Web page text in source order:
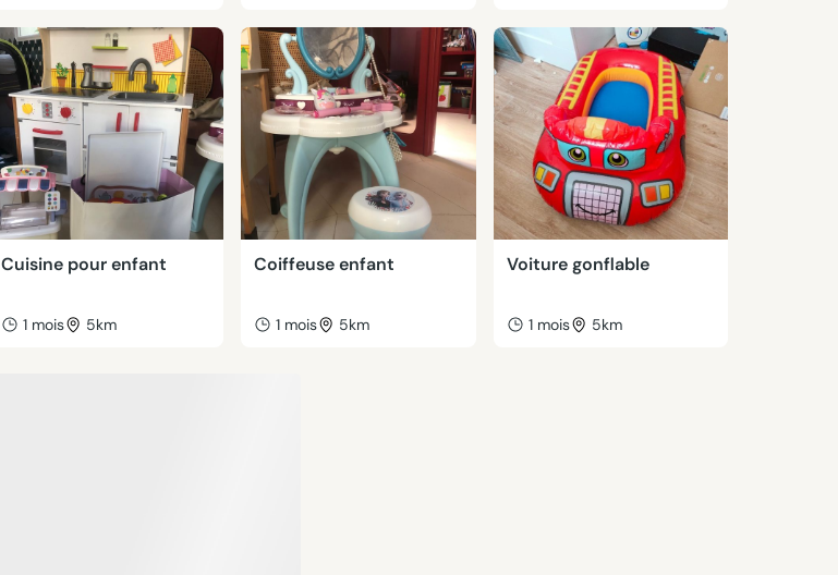
Cuisine pour enfant
1 mois 5km
Coiffeuse enfant
1 mois 5km
Voiture gonflable
1 mois 5km